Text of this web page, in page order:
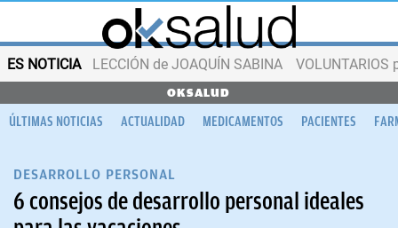
ES NOTICIA LECCIÓN de JOAQUÍN SABINA VOLUNTARIOS
OKSALUD
ÚLTIMAS NOTICIAS ACTUALIDAD MEDICAMENTOS PACIENTES
DESARROLLO PERSONAL
6 consejos de desarrollo personal ideales